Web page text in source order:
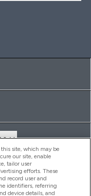
site, which may be
our site, enable
tailor user
efforts. These
record user and
identifiers, referring
device details, and